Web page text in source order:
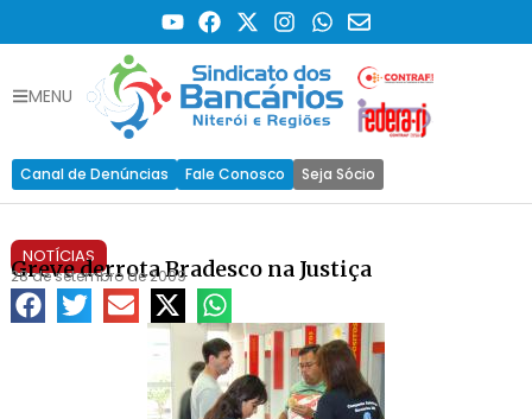
MENU
Canal de Denúncias Fale Conosco Seja Sócio
NOTÍCIAS
Greve derrota Bradesco na Justiça
28 de setembro de 2009